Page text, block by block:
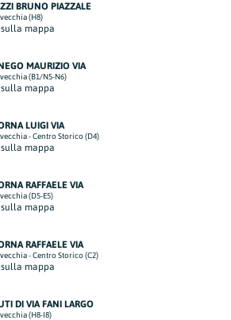
BRUNO PIAZZALE
(H8)
sulla mappa
MAURIZIO VIA
(B1/N5-N6)
sulla mappa
LUIGI VIA
- Centro Storico (D4)
sulla mappa
RAFFAELE VIA
(D5-E5)
sulla mappa
RAFFAELE VIA
- Centro Storico (C2)
sulla mappa
DI VIA FANI LARGO
(H8-I8)